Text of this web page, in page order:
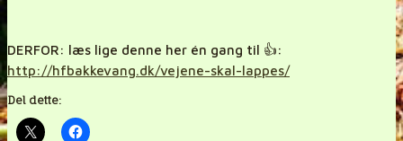
DERFOR: læs lige denne her én gang til 👍:
http://hfbakkevang.dk/vejene-skal-lappes/
Del dette: